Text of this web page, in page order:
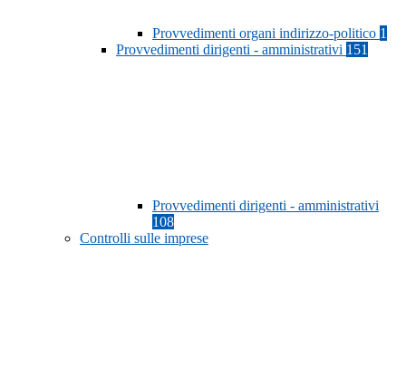
Provvedimenti organi indirizzo-politico 1
Provvedimenti dirigenti - amministrativi 151
Provvedimenti dirigenti - amministrativi
108
Controlli sulle imprese